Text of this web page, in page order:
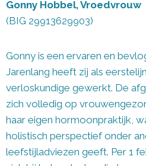
Gonny Hobbel, Vroedvrouw
(BIG 29913629903)
Gonny is een ervaren en
Jarenlang heeft zij als
verloskundige gewerkt. De
zich volledig op
haar eigen hormoonpraktijk,
holistisch perspectief onder
leefstijladviezen geeft. Per 1